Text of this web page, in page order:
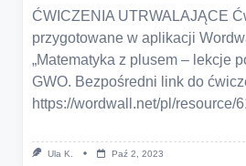
ĆWICZENIA UTRWALAJĄCE
przygotowane w aplikacji
„Matematyka z plusem – lekcje
GWO. Bezpośredni link do
https://wordwall.net/pl/resource/
Ula K. Paź 2, 2023